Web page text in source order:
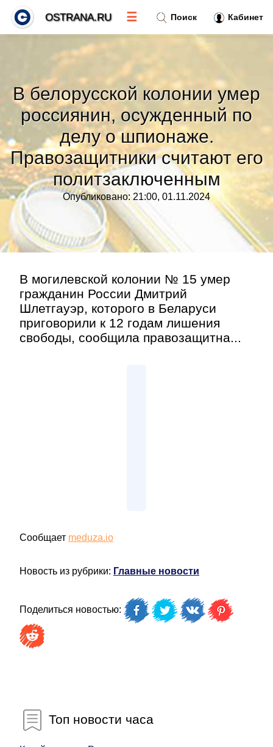
В белорусской колонии умер
россиянин, осужденный по
делу о шпионаже.
Правозащитники считают его
политзаключенным
Опубликовано: 21:00, 01.11.2024
В могилевской колонии № 15 умер
гражданин России Дмитрий
Шлетгауэр, которого в Беларуси
приговорили к 12 годам лишения
свободы, сообщила правозащитна...
Сообщает meduza.io
Новость из рубрики: Главные новости
Поделиться новостью:
Топ новости часа
Поиск Кабинет
OSTRANA.RU ☰
Тренды новостей»
Рубрики»
Правила
Контакт